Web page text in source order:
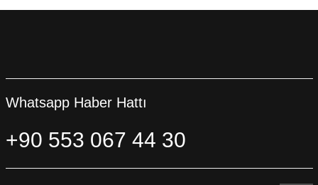
Whatsapp Haber Hattı
+90 553 067 44 30